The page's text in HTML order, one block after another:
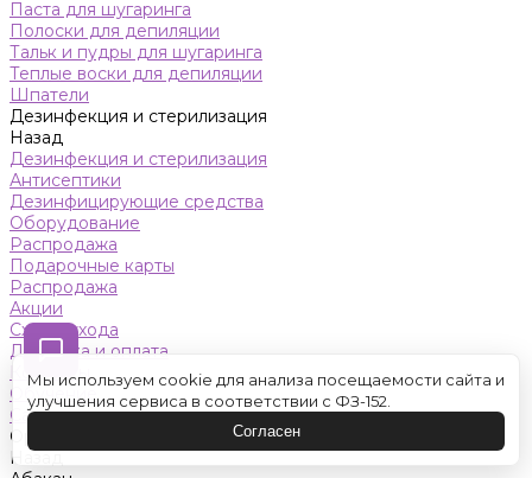
Паста для шугаринга
Полоски для депиляции
Тальк и пудры для шугаринга
Теплые воски для депиляции
Шпатели
Дезинфекция и стерилизация
Назад
Дезинфекция и стерилизация
Антисептики
Дезинфицирующие средства
Оборудование
Распродажа
Подарочные карты
Распродажа
Акции
Схемы ухода
Доставка и оплата
Контакты
Обучение
Салон красоты
Оренбург
Назад
Мы используем cookie для анализа посещаемости сайта и
улучшения сервиса в соответствии с ФЗ-152.
Согласен